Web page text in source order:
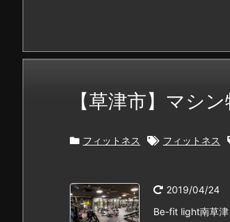
【草津市】マシ
フィットネス フィットネス
2019/04/24
Be-fit light南草津